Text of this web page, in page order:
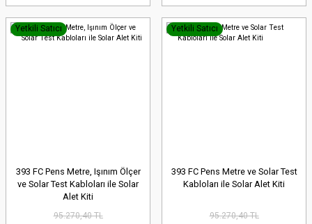
Yetkili Satıcı
393 FC Pens Metre, Işınım Ölçer
ve Solar Test Kabloları ile Solar
Alet Kiti
95.270,40 TL
Yetkili Satıcı
393 FC Pens Metre ve Solar Test
Kabloları ile Solar Alet Kiti
95.270,40 TL